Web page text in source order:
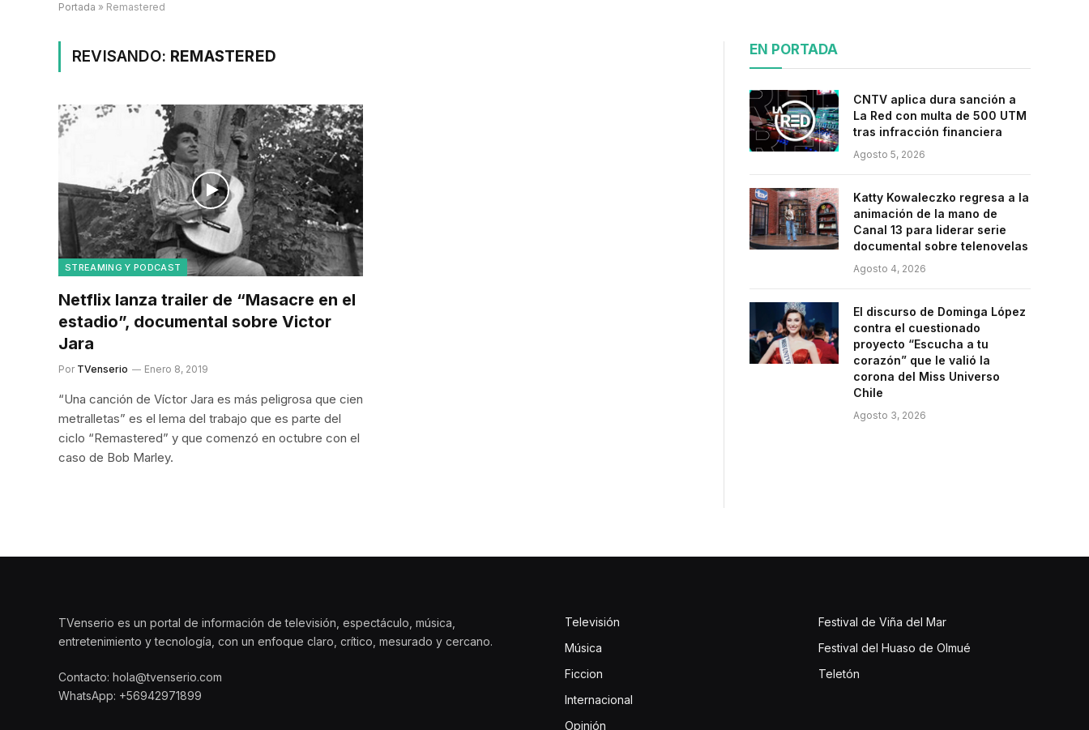
Portada » Remastered
REVISANDO: REMASTERED
STREAMING Y PODCAST
Netflix lanza trailer de “Masacre en el
estadio”, documental sobre Victor
Jara
Por TVenserio Enero 8, 2019
“Una canción de Víctor Jara es más peligrosa que cien
metralletas” es el lema del trabajo que es parte del
ciclo “Remastered” y que comenzó en octubre con el
caso de Bob Marley.
EN PORTADA
CNTV aplica dura sanción a
La Red con multa de 500 UTM
tras infracción financiera
Agosto 5, 2026
Katty Kowaleczko regresa a la
animación de la mano de
Canal 13 para liderar serie
documental sobre telenovelas
Agosto 4, 2026
El discurso de Dominga López
contra el cuestionado
proyecto “Escucha a tu
corazón” que le valió la
corona del Miss Universo
Chile
Agosto 3, 2026
TVenserio es un portal de información de televisión, espectáculo, música,
entretenimiento y tecnología, con un enfoque claro, crítico, mesurado y cercano.
Contacto: hola@tvenserio.com
WhatsApp: +56942971899
Televisión
Música
Ficcion
Internacional
Opinión
Festival de Viña del Mar
Festival del Huaso de Olmué
Teletón